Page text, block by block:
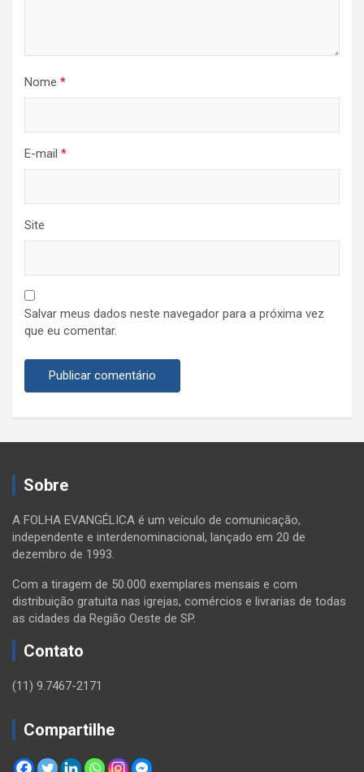
Nome *
E-mail *
Site
Salvar meus dados neste navegador para a próxima vez
que eu comentar.
Sobre
A FOLHA EVANGÉLICA é um veículo de comunicação,
independente e interdenominacional, lançado em 20 de
dezembro de 1993.
Com a tiragem de 50.000 exemplares mensais e com
distribuição gratuita nas igrejas, comércios e livrarias de todas
as cidades da Região Oeste de SP.
Contato
(11) 9.7467-2171
Compartilhe